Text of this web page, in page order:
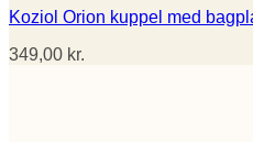
Koziol Orion kuppel med
349,00 kr.